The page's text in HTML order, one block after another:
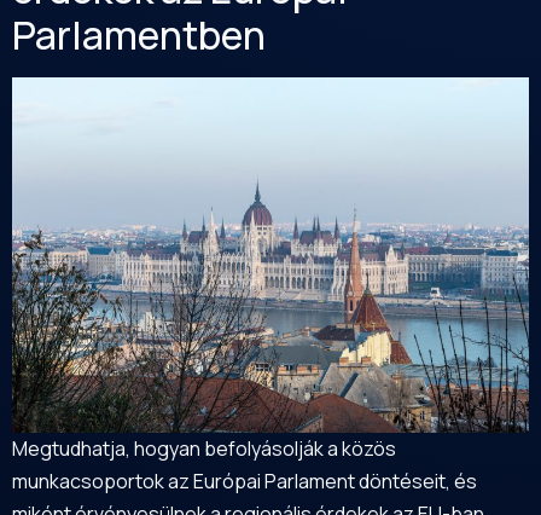
Parlamentben
Megtudhatja, hogyan befolyásolják a közös
munkacsoportok az Európai Parlament döntéseit, és